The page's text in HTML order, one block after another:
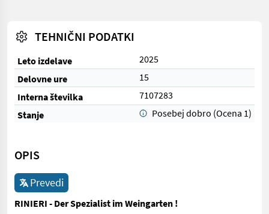
TEHNIČNI PODATKI
Leto izdelave
2025
Delovne ure
15
Interna številka
7107283
Stanje
Posebej dobro (Ocena 1)
OPIS
Prevedi
RINIERI - Der Spezialist im Weingarten !